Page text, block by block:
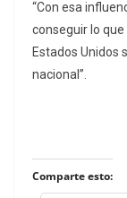
“Con esa
conseguir lo
Estados Unidos
nacional”.
Comparte esto: